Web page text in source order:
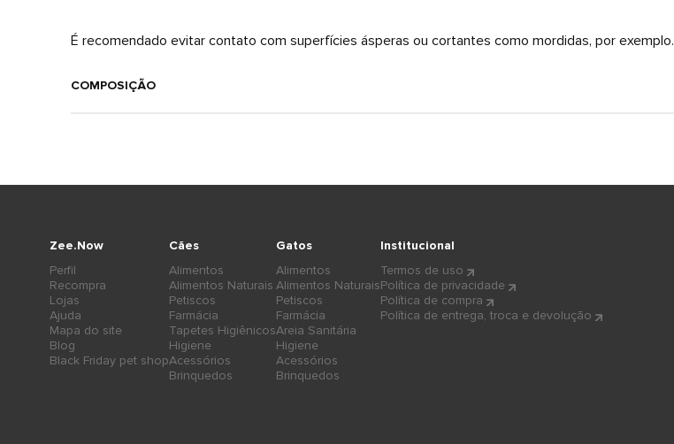
É recomendado evitar contato com superfícies ásperas ou cortantes como mordidas, por exemplo.
COMPOSIÇÃO
Cães
Alimentos
Alimentos Naturais
Petiscos
Farmácia
Tapetes Higiênicos
Higiene
Acessórios
Brinquedos
Gatos
Alimentos
Alimentos Naturais
Petiscos
Farmácia
Areia Sanitária
Higiene
Acessórios
Brinquedos
Zee.Now
Perfil
Recompra
Lojas
Ajuda
Mapa do site
Blog
Black Friday pet shop
Institucional
Termos de uso
Política de privacidade
Política de compra
Política de entrega, troca e devolução